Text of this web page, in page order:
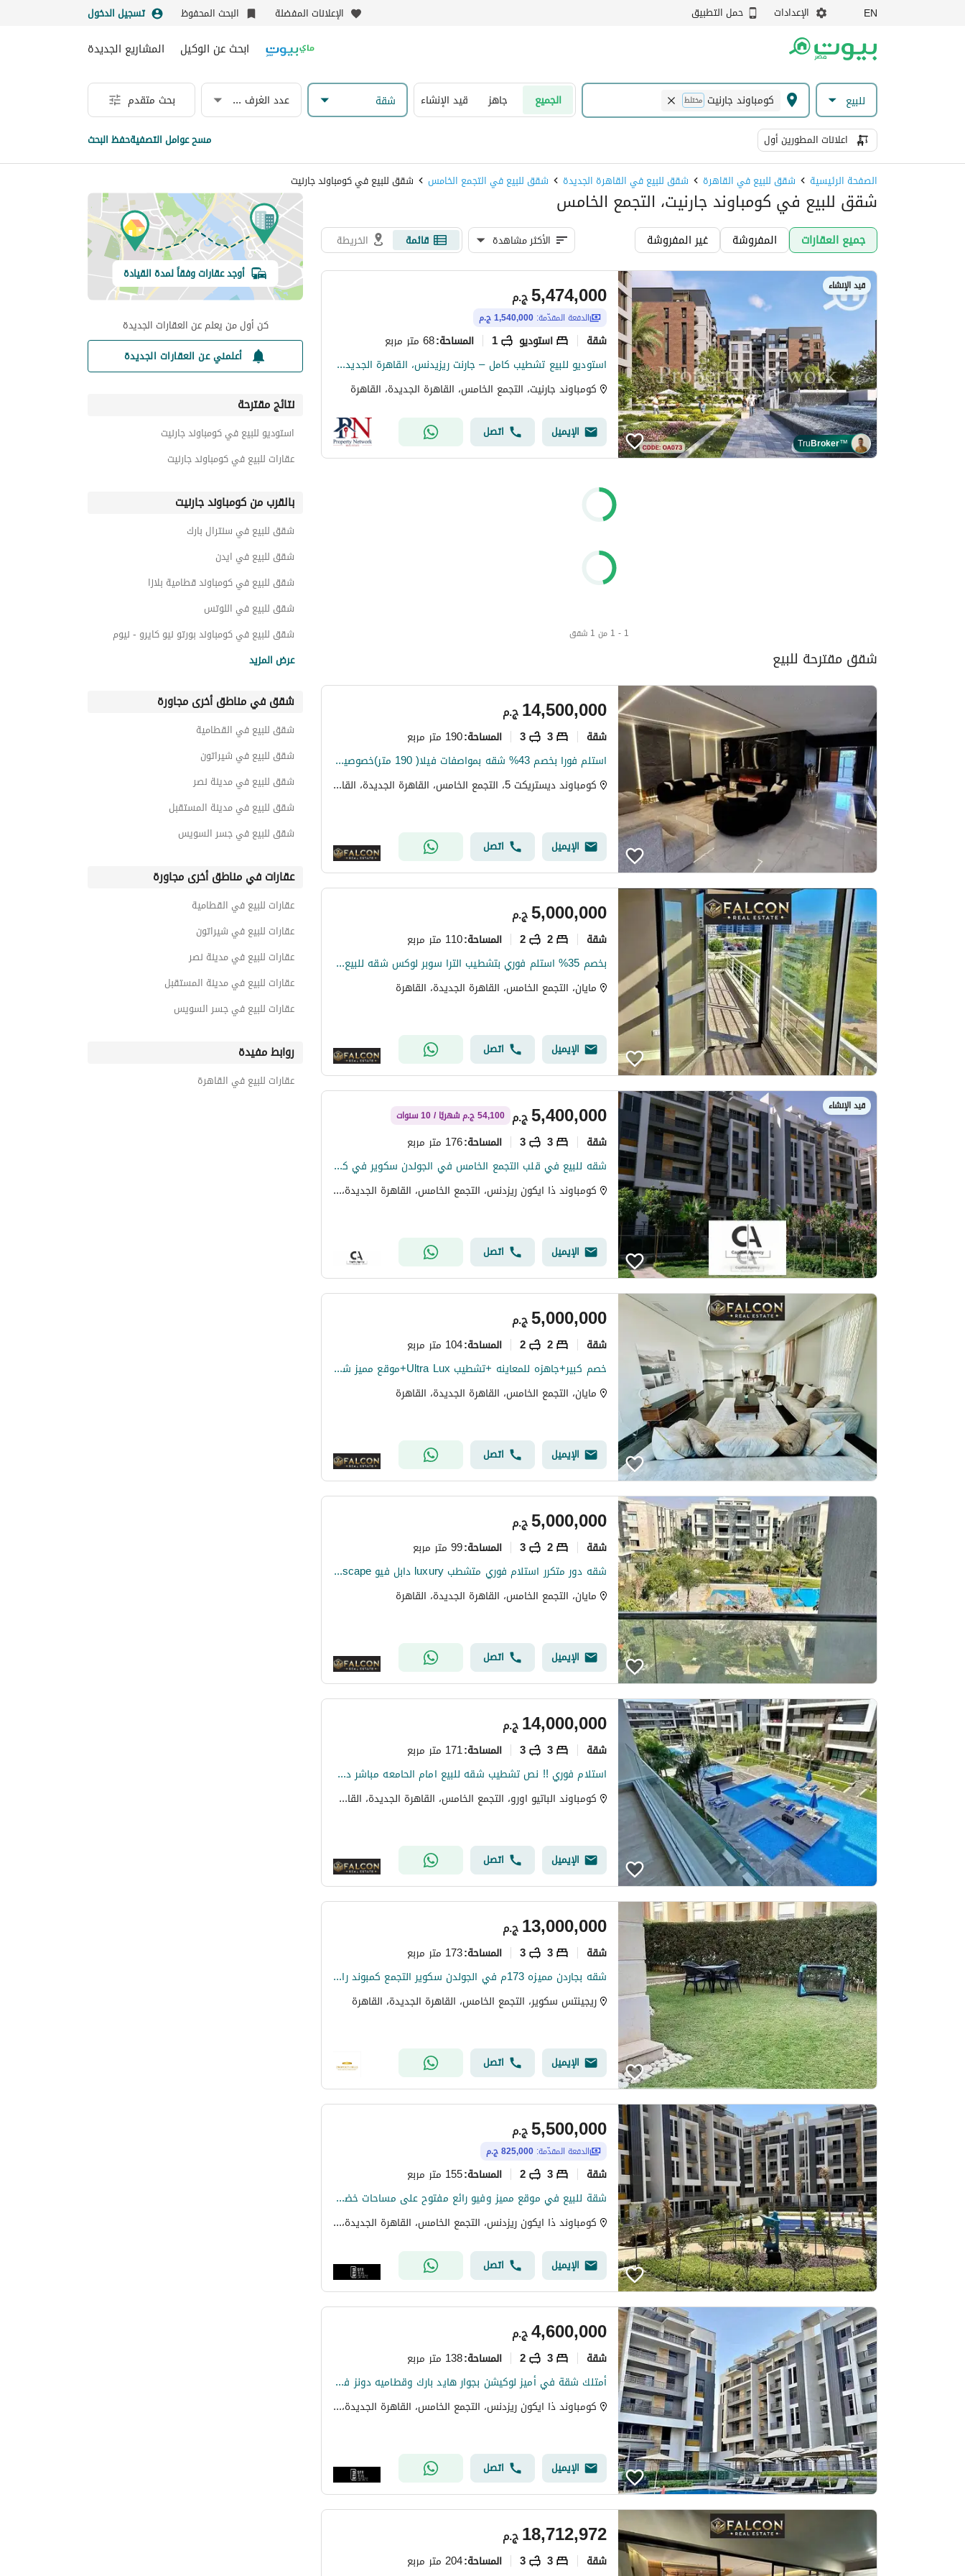
EN الإعدادات حمل التطبيق الإعلانات المفضلة البحث المحفوظ تسجيل الدخول
ابحث عن الوكيل المشاريع الجديدة
للبيع كومباوند جارنيت مختلط الجميع جاهز قيد الإنشاء شقة عدد الغرف & الحمامات بحث متقدم
اعلانات المطورين أول مسح عوامل التصفيةحفظ البحث
الصفحة الرئيسية شقق للبيع في القاهرة شقق للبيع في القاهرة الجديدة شقق للبيع في التجمع الخامس شقق للبيع في كومباوند جارنيت
شقق للبيع في كومباوند جارنيت، التجمع الخامس
جميع العقارات المفروشة غير المفروشة الأكثر مشاهدة قائمة الخريطة
قيد الإنشاء
TruBroker™
ج.م5,474,000
الدفعة المقدّمة: 1,540,000 ج.م
شقة استوديو 1 المساحة:68 متر مربع
استوديو للبيع تشطيب كامل – جارنت ريزيدنس، القاهرة الجديدة ، موقع مميز ، استلام 2027
كومباوند جارنيت، التجمع الخامس، القاهرة الجديدة، القاهرة
الإيميل اتصل
1 - 1 من 1 شقق
شقق مقترحة للبيع
ج.م14,500,000
شقة 3
3 المساحة:190 متر مربع
استلم فورا بخصم 43% شقه بمواصفات فيلا( 190 متر)خصوصيه 100% للبيع في ديستريكت 5 - District 5 التجمع الخامس دقائق من ميفيدا وهايد بارك وماونتن فيو
كومباوند ديستريكت 5، التجمع الخامس، القاهرة الجديدة، القاهرة
الإيميل اتصل
ج.م5,000,000
شقة 2
2 المساحة:110 متر مربع
بخصم 35% استلم فوري بتشطيب الترا سوبر لوكس شقه للبيع في التجمع الخامس كمبوند مايان Mayan new cairo امام الرحاب بجوار كريك تاون والمطار دقائق من AUC
مايان، التجمع الخامس، القاهرة الجديدة، القاهرة
الإيميل اتصل
قيد الإنشاء
ج.م5,400,000 54,100 ج.م شهريًا / 10 سنوات
شقة 3
3 المساحة:176 متر مربع
شقه للبيع في قلب التجمع الخامس في الجولدن سكوير في كمبوند ايكون مقدم 5% وقسط علي 10 سنوات مع خصم كاش 35% | * Icon *
كومباوند ذا ايكون ريزدنس، التجمع الخامس، القاهرة الجديدة، القاهرة
الإيميل اتصل
ج.م5,000,000
شقة 2
2 المساحة:104 متر مربع
خصم كبير+جاهزه للمعاينه +تشطيب Ultra Lux+موقع مميز شقه للبيع في كمبوند مايان التجمع الخامس بين سوان ليك حسن علام و LMD دقايق من HYDE PARK & MIVIDA
مايان، التجمع الخامس، القاهرة الجديدة، القاهرة
الإيميل اتصل
ج.م5,000,000
شقة 2
3 المساحة:99 متر مربع
شقه دور متكرر استلام فوري متشطب luxury دابل فيو pool+land scape تقسيمه رائعه باسهل خطط سداد بدون ضغط وتقسيط ع اطول عدد سنوات الرحاب-سوان ليك-كريك تاون
مايان، التجمع الخامس، القاهرة الجديدة، القاهرة
الإيميل اتصل
ج.م14,000,000
شقة 3
3 المساحة:171 متر مربع
استلام فوري !! نص تشطيب شقه للبيع امام الحامعه مباشر دور متكرر وفيو خيالي vip لوكيشن 171م 3غرف 3 حمام فيو بوول & لاند سكيب -بجوار ماونتن فيو-ميفيدا
كومباوند الباتيو اورو، التجمع الخامس، القاهرة الجديدة، القاهرة
الإيميل اتصل
ج.م13,000,000
شقة 3
3 المساحة:173 متر مربع
شقه بجاردن مميزه 173م في الجولدن سكوير التجمع كمبوند راقي بجوار ميفيدا
ريجينتس سكوير، التجمع الخامس، القاهرة الجديدة، القاهرة
الإيميل اتصل
ج.م5,500,000
الدفعة المقدّمة: 825,000 ج.م
شقة 3
2 المساحة:155 متر مربع
شقة للبيع في موقع مميز وفيو رائع مفتوح على مساحات خضراء في كمبوند ايكون بالقاهرة الجديدة
كومباوند ذا ايكون ريزدنس، التجمع الخامس، القاهرة الجديدة، القاهرة
الإيميل اتصل
ج.م4,600,000
شقة 3
2 المساحة:138 متر مربع
أمتلك شقة في أميز لوكيشن بجوار هايد بارك وقطاميه دونز في كمبوند ذا أيكون التجمع الخامس
كومباوند ذا ايكون ريزدنس، التجمع الخامس، القاهرة الجديدة، القاهرة
الإيميل اتصل
ج.م18,712,972
شقة 3
3 المساحة:204 متر مربع
أوجد عقارات وفقاً لمدة القيادة
كن أول من يعلم عن العقارات الجديدة
أعلمني عن العقارات الجديدة
نتائج مقترحة
استوديو للبيع في كومباوند جارنيت
عقارات للبيع في كومباوند جارنيت
بالقرب من كومباوند جارنيت
شقق للبيع في سنترال بارك
شقق للبيع في ايدن
شقق للبيع في كومباوند قطامية بلازا
شقق للبيع في اللوتس
شقق للبيع في كومباوند بورتو نيو كايرو - نيوم
شقق للبيع في كومباوند فاميلي سيتي
شقق للبيع في جاليريا مول
شقق للبيع في كومباوند جاليريا
عرض المزيد
شقق في مناطق أخرى مجاورة
شقق للبيع في القطامية
شقق للبيع في شيراتون
شقق للبيع في مدينة نصر
شقق للبيع في مدينة المستقبل
شقق للبيع في جسر السويس
عقارات في مناطق أخرى مجاورة
عقارات للبيع في القطامية
عقارات للبيع في شيراتون
عقارات للبيع في مدينة نصر
عقارات للبيع في مدينة المستقبل
عقارات للبيع في جسر السويس
روابط مفيدة
عقارات للبيع في القاهرة